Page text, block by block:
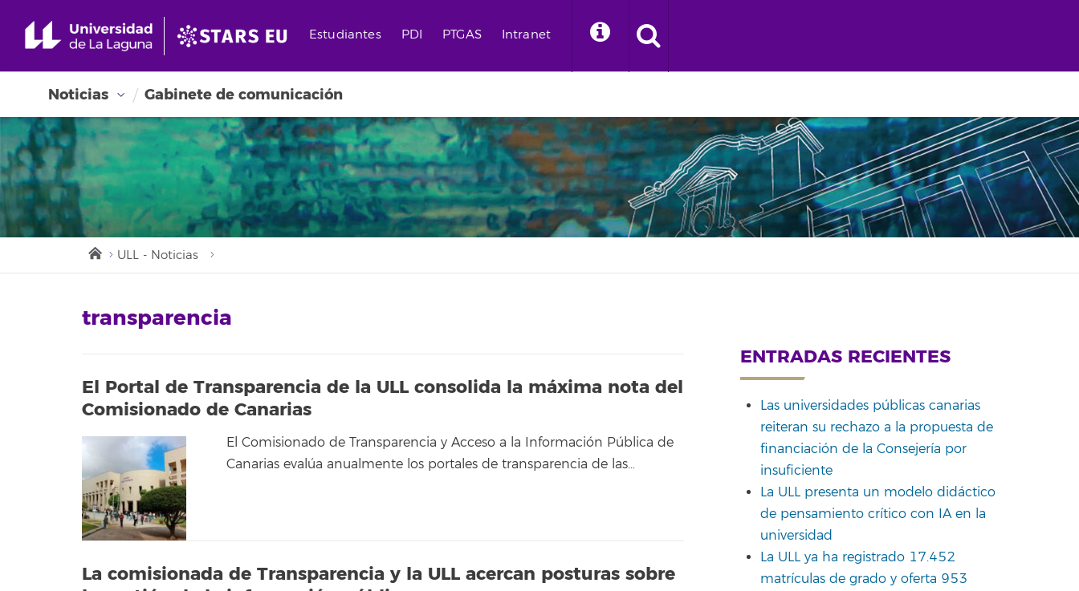
Estudiantes PDI PTGAS Intranet
Noticias Gabinete de comunicación
ULL - Noticias
transparencia
El Portal de Transparencia de la ULL consolida la máxima nota del
Comisionado de Canarias
El Comisionado de Transparencia y Acceso a la Información Pública de
Canarias evalúa anualmente los portales de transparencia de las…
La comisionada de Transparencia y la ULL acercan posturas sobre
ENTRADAS RECIENTES
Las universidades públicas canarias
reiteran su rechazo a la propuesta de
financiación de la Consejería por
insuficiente
La ULL presenta un modelo didáctico
de pensamiento crítico con IA en la
universidad
La ULL ya ha registrado 17.452
matrículas de grado y oferta 953